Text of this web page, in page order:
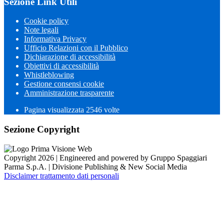
Cookie policy
Note legali
Informativa Privacy
Ufficio Relazioni con il Pubblico
Dichiarazione di accessibilità
Obiettivi di accessibilità
Whistleblowing
Gestione consensi cookie
Amministrazione trasparente
Pagina visualizzata 2546 volte
Sezione Copyright
Copyright 2026 | Engineered and powered by Gruppo Spaggiari
Parma S.p.A. | Divisione Publishing & New Social Media
Disclaimer trattamento dati personali